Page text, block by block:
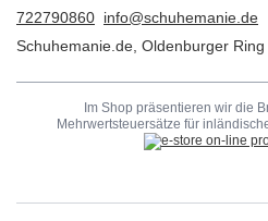
722790860 info@schuhemanie.de
Schuhemanie.de Oldenburger Ring
Im Shop präsentieren wir die
Mehrwertsteuersätze für